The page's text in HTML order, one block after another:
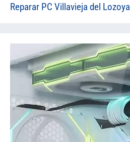
Reparar PC Villavieja del Lozoya